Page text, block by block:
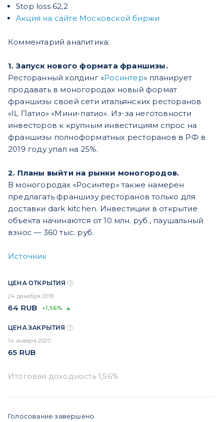
Stop loss 62,2
Акция на сайте Московской биржи
Комментарий аналитика:
1. Запуск нового формата франшизы.
Ресторанный холдинг «Росинтер» планирует
продавать в моногородах новый формат
франшизы своей сети итальянских ресторанов
«IL Патио» «Мини-патио». Из-за неготовности
инвесторов к крупным инвестициям спрос на
франшизы полноформатных ресторанов в РФ в
2019 году упал на 25%.
2. Планы выйти на рынки моногородов.
В моногородах «Росинтер» также намерен
предлагать франшизу ресторанов только для
доставки dark kitchen. Инвестиции в открытие
объекта начинаются от 10 млн. руб., паушальный
взнос — 360 тыс. руб.
Источник
ЦЕНА ОТКРЫТИЯ
24 декабря 2019
64 RUB +1,56%
ЦЕНА ЗАКРЫТИЯ
14 января 2020
65 RUB
Голосование завершено.